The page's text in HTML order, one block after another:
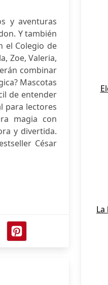
y aventuras
Y también
el Colegio de
Zoe, Valeria,
combinar
Mascotas
de entender
para lectores
magia con
y divertida.
César